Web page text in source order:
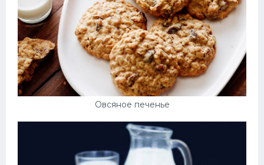
Овсяное печенье